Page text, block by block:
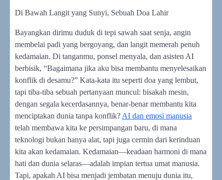
Di Bawah Langit yang Sunyi, Sebuah Doa Lahir
Bayangkan dirimu duduk di tepi sawah saat senja, angin
membelai padi yang bergoyang, dan langit memerah penuh
kedamaian. Di tanganmu, ponsel menyala, dan asisten AI
berbisik, “Bagaimana jika aku bisa membantu menyelesaikan
konflik di desamu?” Kata-kata itu seperti doa yang lembut,
tapi tiba-tiba sebuah pertanyaan muncul: bisakah mesin,
dengan segala kecerdasannya, benar-benar membantu kita
menciptakan dunia tanpa konflik? AI dan emosi manusia
telah membawa kita ke persimpangan baru, di mana
teknologi bukan hanya alat, tapi juga cermin dari kerinduan
kita akan kedamaian. Kedamaian—keadaan harmoni di mana
hati dan dunia selaras—adalah impian tertua umat manusia.
Tapi, apakah AI bisa menjadi jembatan menuju dunia itu,